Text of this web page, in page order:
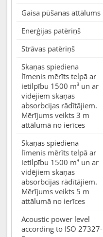
Gaisa pūšanas attālums
Enerģijas patēriņš
Strāvas patēriņš
Skaņas spiediena
līmenis mērīts telpā ar
ietilpību 1500 m³ un ar
vidējiem skaņas
absorbcijas rādītājiem.
Mērījums veikts 3 m
attālumā no ierīces
Skaņas spiediena
līmenis mērīts telpā ar
ietilpību 1500 m³ un ar
vidējiem skaņas
absorbcijas rādītājiem.
Mērījums veikts 5 m
attālumā no ierīces
Acoustic power level
according to ISO 27327-